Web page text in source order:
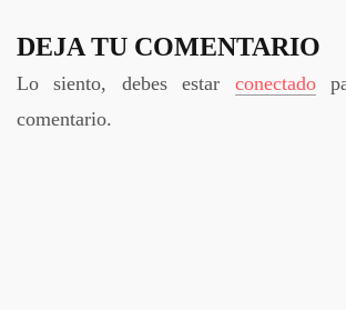
DEJA TU COMENTARIO
Lo siento, debes estar conectado
comentario.